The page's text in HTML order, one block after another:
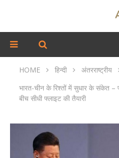
HOME हिन्दी
अंतरराष्ट्रीय
भारत-चीन के रिश्तों में सुधार के संकेत –
बीच सीधी फ्लाइट की तैयारी